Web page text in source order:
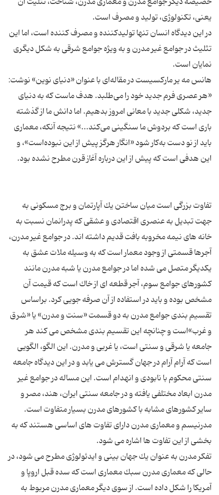
در این دیدگاه انسان تنها تولیدكننده و مصرف كننده است‌، اما این
تثلیث در جوامع غیر مدرن و به ویژه جوامع شرقی به شكل دیگری
هانس مه یر مارکسیست در مقاله‌ای با عنوان «دنیای نوین» نوشت:
«هر عصری فرم جدید خود را می‌طلبد. هدف ماست که به دنیای
جدید، شکلی جدید با معانی امروز بدهیم. اما دانش ما از گذشته
باری است که بردوش ما سنگینی می‌کند...» نتیجه آنکه، معماری
باید از نو دست به‌کار شود «انگار هرگز پیش از این نبوده‌است»، و
تفاوت بزرگی است میان ساختن یك آپارتمان و برج مسكونی به
جهت تبدیل به عنصری اقتصادی و عشقی كه پدرانمان نسبت به
خانه های نیمه مخروبه بافت قدیم داشته اند. در جوامع غیر مدرن،
آجرها قسمتی از وجود معمار است كه به وسیله ملات عشق به
یكدیگر متصل می شده اما در جوامع مدرن یا شبه مدرن مانند
كشورهای جوامع سوم، آجر قطعه ای از خاك است كه قیمت آن
مشخص بوده و باید در استفاده از آن صرفه جویی كرد. براساس
تقسیم بندی جوامع مدرن به دو قسمت «سنت و مدرن» یا «شرق
و غرب»است و چنانچه این تقسیم بندی مشخص می كند هر
جامعه یا شرقی و سنتی است، یا غربی و مدرن. این الگو، الگویی
است كه آرام آرام در جهان گسترش می یابد و در این دیدگاه جامعه
سنتی محكوم با نابودی و انهدام است. این مساله در جوامع غیر
مدرن ابعاد مختلفی یافته و در جامعه سنتی ایران، هند، مصر و
سایر كشورهای مشابه با كشورهای مدرن بسیار متفاوت است.
مدرنیسم و معماری مدرن دارای تفاوت های اساسی هستند كه به
تفكر مدرن به عنوان یك جهان بینی و ایدئولوژی مطرح می شود، در
حالی كه معماری مدرن سبك معماری است كه سده قبل اروپا و
آمریكا را شكل داده است. از سوی دیگر معماری مدرن مربوط به